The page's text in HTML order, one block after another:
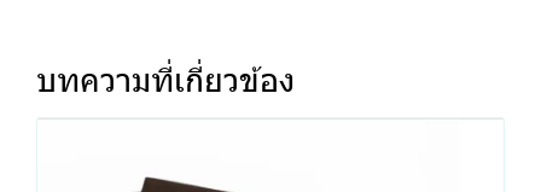
บทความที่เกี่ยวข้อง